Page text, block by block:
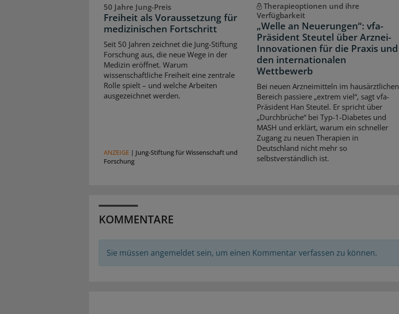
50 Jahre Jung-Preis
Freiheit als Voraussetzung für
medizinischen Fortschritt
Seit 50 Jahren zeichnet die Jung-Stiftung
Forschung aus, die neue Wege in der
Medizin eröffnet. Warum
wissenschaftliche Freiheit eine zentrale
Rolle spielt – und welche Arbeiten
ausgezeichnet werden.
ANZEIGE | Jung-Stiftung für Wissenschaft und
Forschung
Therapieoptionen und ihre
Verfügbarkeit
„Welle an Neuerungen“: vfa-
Präsident Steutel über Arznei-
Innovationen für die Praxis und
den internationalen
Wettbewerb
Bei neuen Arzneimitteln im hausärztlichen
Bereich passiere „extrem viel“, sagt vfa-
Präsident Han Steutel. Er spricht über
„Durchbrüche“ bei Typ-1-Diabetes und
MASH und erklärt, warum ein schneller
Zugang zu neuen Therapien in
Deutschland nicht mehr so
selbstverständlich ist.
KOMMENTARE
Sie müssen angemeldet sein, um einen Kommentar verfassen zu können.